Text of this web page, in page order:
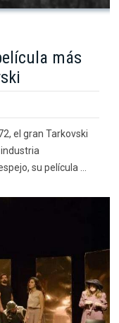
más
el gran Tarkovski
su película …